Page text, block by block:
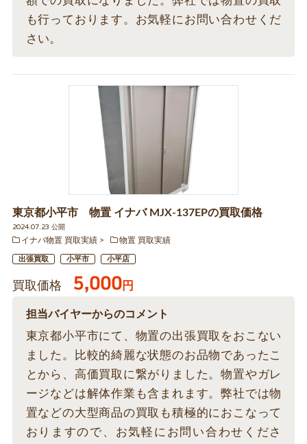
も行っております。お気軽にお問い合わせくだ
さい。
東京都小平市 物置 イナバ MJX-137EPの買取価格
2024.07.23 公開
イナバ物置 買取実績
物置 買取実績
出張買取 小平市 小平店
買取価格 5,000円
担当バイヤーからのコメント
東京都小平市にて、物置の出張買取をおこない
ました。比較的綺麗な状態のお品物であったこ
とから、高価買取に繋がりました。物置やガレ
ージなどは解体作業も含まれます。弊社では物
置などの大型商品の買取も積極的におこなって
おりますので、お気軽にお問い合わせくださ